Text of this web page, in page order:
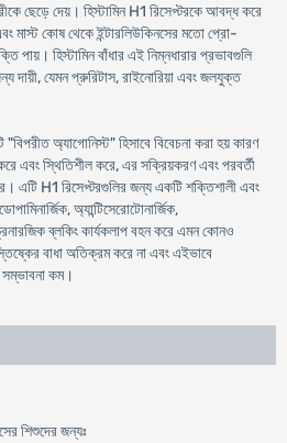
ছেড়ে দেয়। হিস্টামিন H1 রিসেপ্টরকে আবদ্ধ করে
মাস্ট কোষ থেকে ইন্টারলিউকিনসের মতো প্রো-
পায়। হিস্টামিন বাঁধার এই নিম্নধারার প্রভাবগুলি
দায়ী, যেমন প্রুরিটাস, রাইনোরিয়া এবং জলযুক্ত
অ্যাগোনিস্ট" হিসাবে বিবেচনা করা হয় কারণ
এবং স্থিতিশীল করে, এর সক্রিয়করণ এবং পরবর্তী
এটি H1 রিসেপ্টরগুলির জন্য একটি শক্তিশালী এবং
অ্যান্টিসেরোটোনার্জিক,
ব্লকিং কার্যকলাপ বহন করে এমন কোনও
বাধা অতিক্রম করে না এবং এইভাবে
কম।
শিশুদের জন্যঃ